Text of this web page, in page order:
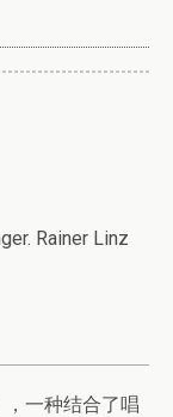
Rainer Linz
，一种结合了唱